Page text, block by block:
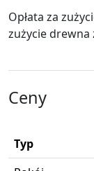
Opłata za
zużycie
Ceny
Typ